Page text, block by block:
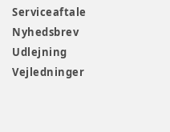
Serviceaftale
Nyhedsbrev
Udlejning
Vejledninger